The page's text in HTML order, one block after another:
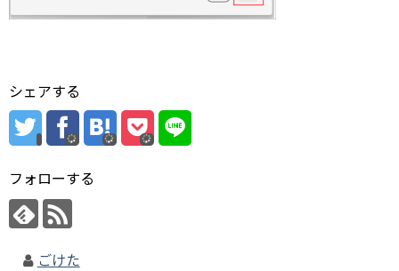
シェアする
フォローする
ごけた